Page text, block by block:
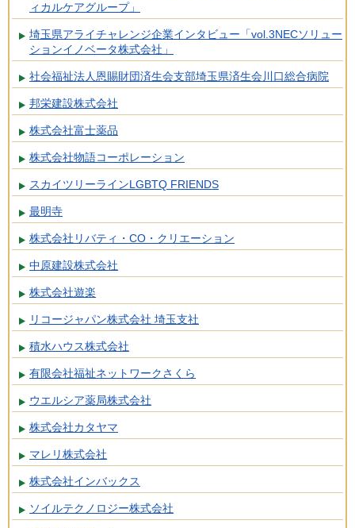
ィカルケアグループ」
埼玉県アライチャレンジ企業インタビュー「vol.3NECソリュー
ションイノベータ株式会社」
社会福祉法人恩賜財団済生会支部埼玉県済生会川口総合病院
邦栄建設株式会社
株式会社富士薬品
株式会社物語コーポレーション
スカイツリーラインLGBTQ FRIENDS
最明寺
株式会社リバティ・CO・クリエーション
中原建設株式会社
株式会社遊楽
リコージャパン株式会社 埼玉支社
積水ハウス株式会社
有限会社福祉ネットワークさくら
ウエルシア薬局株式会社
株式会社カタヤマ
マレリ株式会社
株式会社インバックス
ソイルテクノロジー株式会社